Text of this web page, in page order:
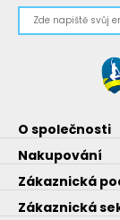
O společnosti
Nakupování
Zákaznická
Zákaznická